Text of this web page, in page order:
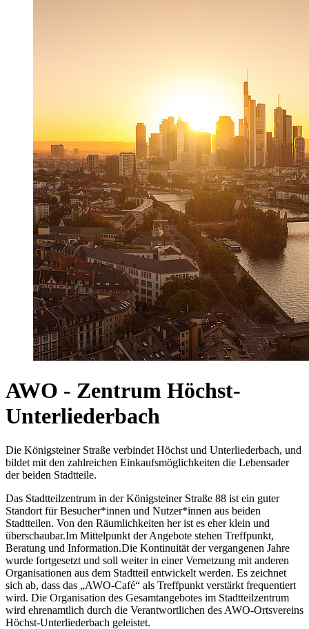
AWO - Zentrum Höchst-
Unterliederbach
Die Königsteiner Straße verbindet Höchst und Unterliederbach, und
bildet mit den zahlreichen Einkaufsmöglichkeiten die Lebensader
der beiden Stadtteile.
Das Stadtteilzentrum in der Königsteiner Straße 88 ist ein guter
Standort für Besucher*innen und Nutzer*innen aus beiden
Stadtteilen. Von den Räumlichkeiten her ist es eher klein und
überschaubar.Im Mittelpunkt der Angebote stehen Treffpunkt,
Beratung und Information.Die Kontinuität der vergangenen Jahre
wurde fortgesetzt und soll weiter in einer Vernetzung mit anderen
Organisationen aus dem Stadtteil entwickelt werden. Es zeichnet
sich ab, dass das „AWO-Café“ als Treffpunkt verstärkt frequentiert
wird. Die Organisation des Gesamtangebotes im Stadtteilzentrum
wird ehrenamtlich durch die Verantwortlichen des AWO-Ortsvereins
Höchst-Unterliederbach geleistet.